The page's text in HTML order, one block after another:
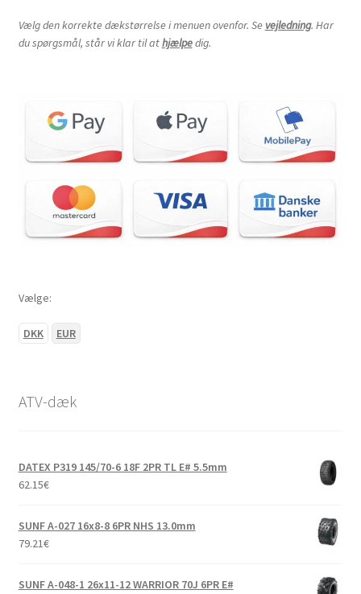
Vælg den korrekte dækstørrelse i menuen ovenfor. Se vejledning. Har
du spørgsmål, står vi klar til athjælpedig.
Vælge:
DKK EUR
ATV-dæk
DATEX P319 145/70-6 18F 2PR TL E# 5.5mm
62.15€
SUNF A-027 16x8-8 6PR NHS 13.0mm
79.21€
SUNF A-048-1 26x11-12 WARRIOR 70J 6PR E#